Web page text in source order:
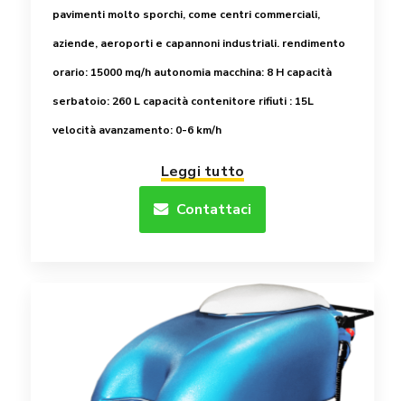
pavimenti molto sporchi, come centri commerciali,
aziende, aeroporti e capannoni industriali. rendimento
orario: 15000 mq/h autonomia macchina: 8 H capacità
serbatoio: 260 L capacità contenitore rifiuti : 15L
velocità avanzamento: 0-6 km/h
Leggi tutto
Contattaci